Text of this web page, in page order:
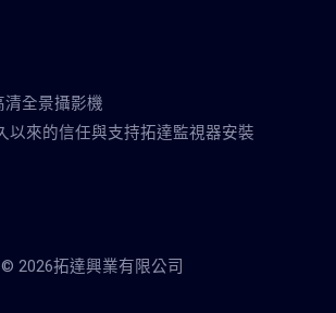
清全景攝影機
以來的信任與支持拓達監視器安裝
© 2026拓達興業有限公司